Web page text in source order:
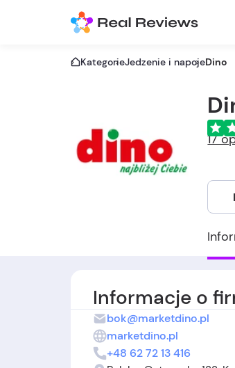
KategorieJedzenie i napojeDino
17
Informacje o
bok@marketdino.pl
marketdino.pl
+48 62 72 13 416